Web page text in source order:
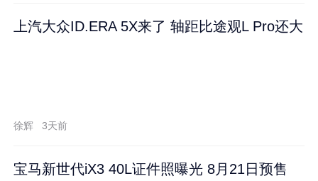
上汽大众ID.ERA 5X来了 轴距比途观L Pro还大
徐辉 3天前
宝马新世代iX3 40L证件照曝光 8月21日预售